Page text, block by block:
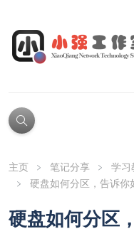
主页 笔记分享
学习
硬盘如何分区，告诉你
硬盘如何分区